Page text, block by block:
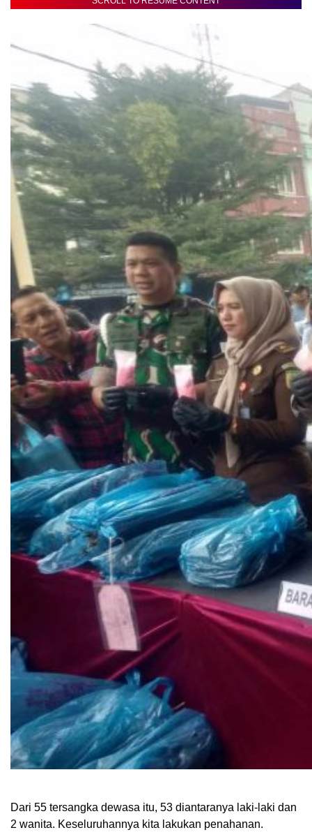
Dari 55 tersangka dewasa itu, 53 diantaranya laki-laki dan
2 wanita. Keseluruhannya kita lakukan penahanan.